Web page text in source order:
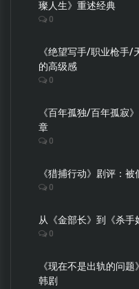
璨人生》重述经典
0
《绝望写手/职业枪手
的高级感
0
《百年孤独/百年孤寂
章
0
《猎捕行动》剧评：
0
从《金部长》到《杀
0
《现在不是出轨的问
韩剧